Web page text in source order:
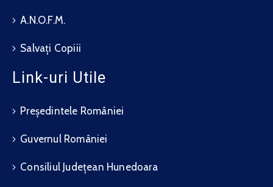
A.N.O.F.M.
Salvați Copiii
Link-uri Utile
Președintele României
Guvernul României
Consiliul Județean Hunedoara